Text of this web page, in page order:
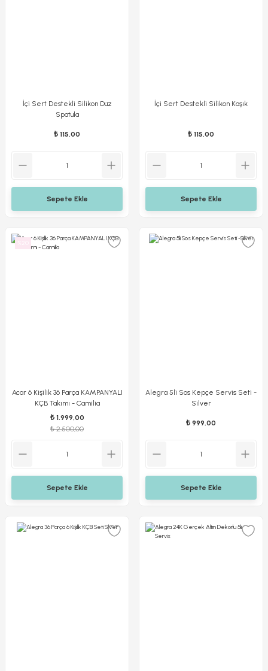
İçi Sert Destekli Silikon Düz
Spatula
₺ 115,00
Sepete Ekle
İçi Sert Destekli Silikon Kaşık
₺ 115,00
Sepete Ekle
Acar 6 Kişilik 36 Parça KAMPANYALI
KÇB Takımı - Camilia
₺ 1.999,00
₺ 2.500,00
Sepete Ekle
Alegra 5li Sos Kepçe Servis Seti -
Silver
₺ 999,00
Sepete Ekle